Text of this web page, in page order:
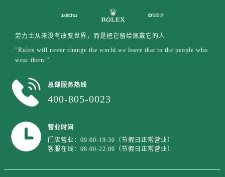
劳力士从来没有改变世界，而是把它留给佩戴它的人
"Rolex will never change the world.we leave that to the people who
wear them.”
总部服务热线
400-805-0023
营业时间
门店营业：09:00-19:30（节假日正常营业）
客服在线：08:00-22:00（节假日正常营业）